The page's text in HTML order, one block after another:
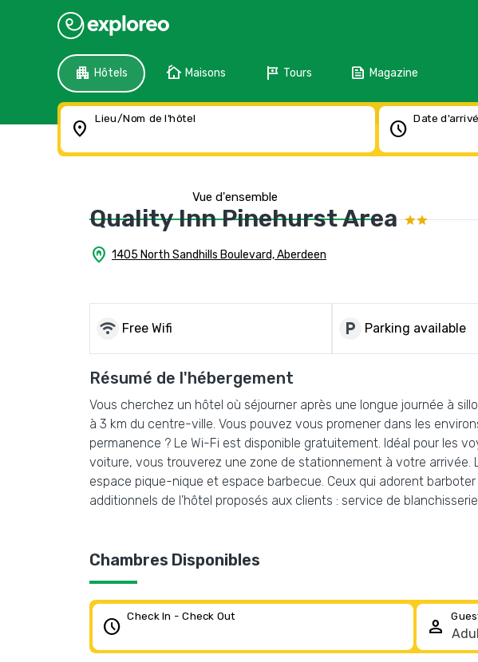
apartment Hôtels cottage Maisons tour Tours feed Magazine
location_on Lieu/Nom de l'hôtel schedule Date
Vue d'ensemble
Quality Inn Pinehurst Area
home_pin 1405 North Sandhills Boulevard, Aberdeen
wifi Free Wifi local_parking Parking available
Résumé de l'hébergement
Vous cherchez un hôtel où séjourner après une longue journée à
à 3 km du centre-ville. Vous pouvez vous promener dans les
permanence ? Le Wi-Fi est disponible gratuitement. Idéal pour les
voiture, vous trouverez une zone de stationnement à votre
espace pique-nique et espace barbecue. Ceux qui adorent
additionnels de l’hôtel proposés aux clients : service de
Chambres Disponibles
schedule Check In - Check Out person